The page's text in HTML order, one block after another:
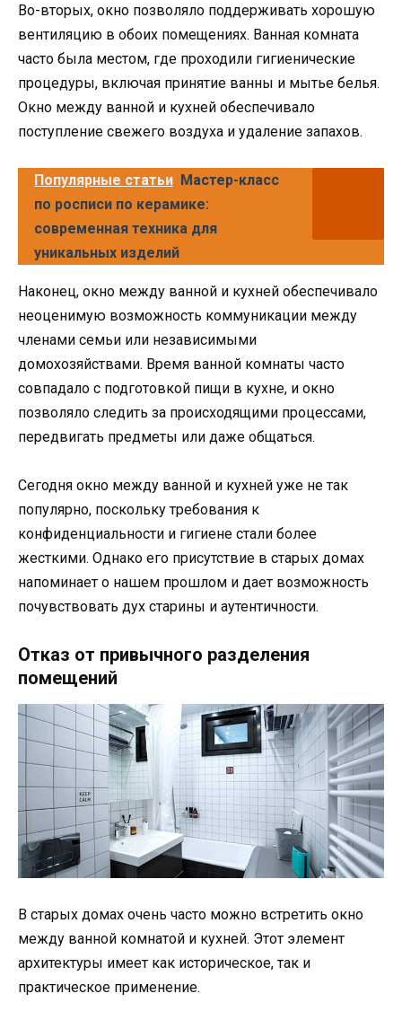
Во-вторых, окно позволяло поддерживать хорошую
вентиляцию в обоих помещениях. Ванная комната
часто была местом, где проходили гигиенические
процедуры, включая принятие ванны и мытье белья.
Окно между ванной и кухней обеспечивало
поступление свежего воздуха и удаление запахов.
Популярные статьи Мастер-класс
по росписи по керамике:
современная техника для
уникальных изделий
Наконец, окно между ванной и кухней обеспечивало
неоценимую возможность коммуникации между
членами семьи или независимыми
домохозяйствами. Время ванной комнаты часто
совпадало с подготовкой пищи в кухне, и окно
позволяло следить за происходящими процессами,
передвигать предметы или даже общаться.
Сегодня окно между ванной и кухней уже не так
популярно, поскольку требования к
конфиденциальности и гигиене стали более
жесткими. Однако его присутствие в старых домах
напоминает о нашем прошлом и дает возможность
почувствовать дух старины и аутентичности.
Отказ от привычного разделения
помещений
В старых домах очень часто можно встретить окно
между ванной комнатой и кухней. Этот элемент
архитектуры имеет как историческое, так и
практическое применение.